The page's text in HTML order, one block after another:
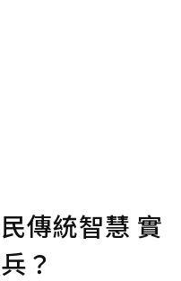
傳統智慧 實
？